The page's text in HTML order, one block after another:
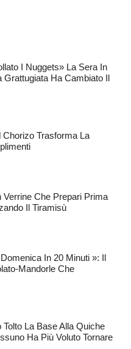
I Nuggets» La Sera In
Grattugiata Ha Cambiato Il
Chorizo ​​trasforma La
Verrine Che Prepari Prima
Il Tiramisù
In 20 Minuti »: Il
Mandorle Che
La Base Alla Quiche
Ha Più Voluto Tornare